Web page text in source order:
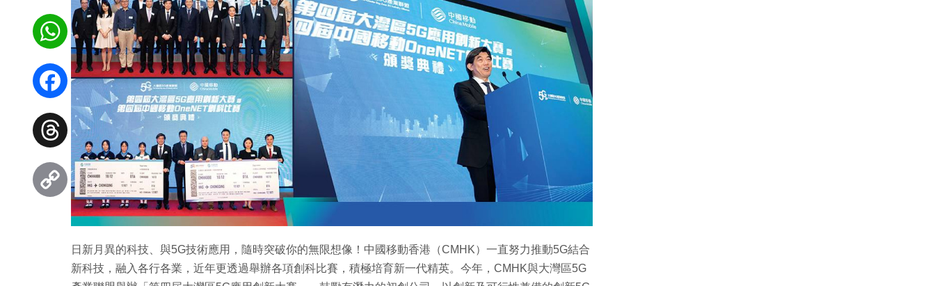
日新月異的科技、與5G技術應用，隨時突破你的無限想像！中國移動香港（CMHK）一直努力推動5G結合
新科技，融入各行各業，近年更透過舉辦各項創科比賽，積極培育新一代精英。今年，CMHK與大灣區5G
WhatsApp
Facebook
Threads
Copy